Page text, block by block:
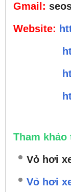
Gmail:
Website:
Tham khảo
Vỏ hơi
Vỏ hơi